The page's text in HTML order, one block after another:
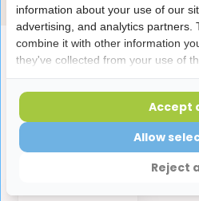
Productomschrijving
Reviews
Laatst bekeken producten
information about your use of our
advertising, and analytics partners.
combine it with other information
they've collected from your use of
Reject
Allow
Accept